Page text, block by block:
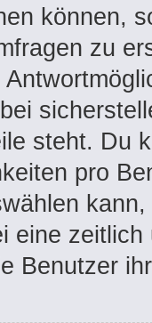
können,
zu
steht. Du
pro
eine
Benutzer